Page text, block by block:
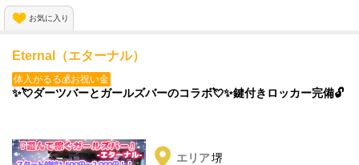
お気に入り
Eternal（エターナル）
体入がるる💰お祝い金
✨💘ダーツバーとガールズバーのコラボ💘✨鍵付きロッカー完備🔓
エリア堺